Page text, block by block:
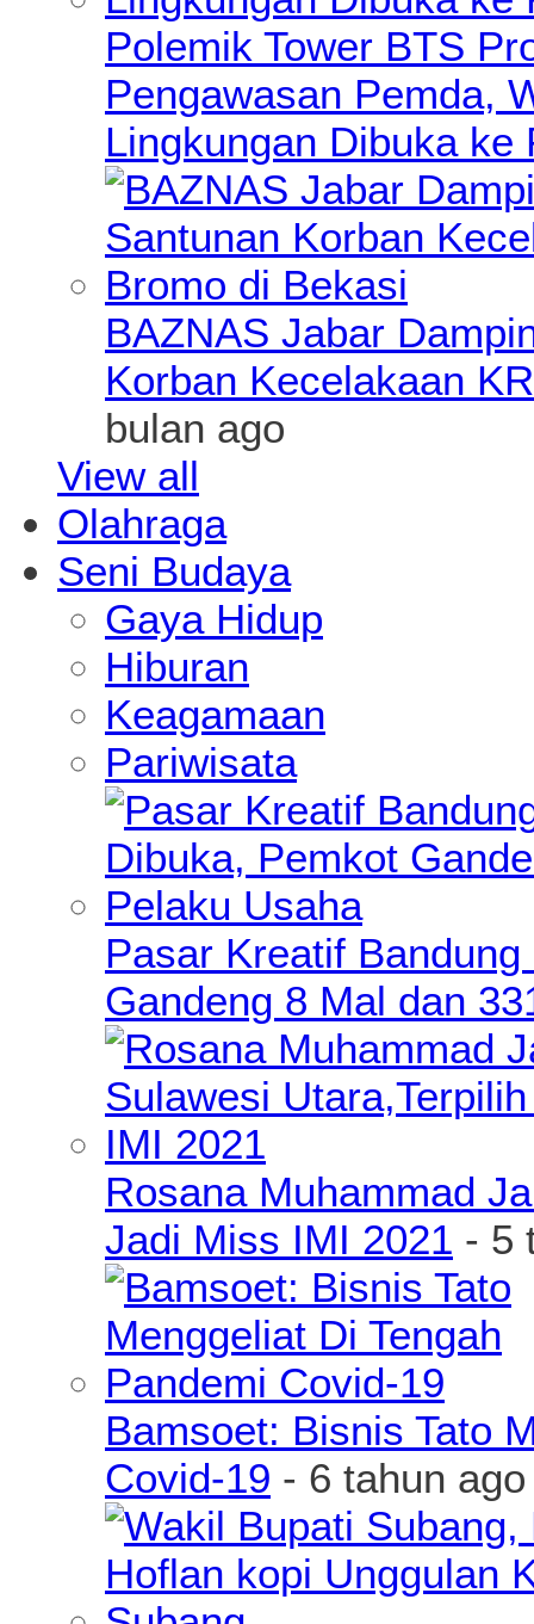
Polemik Tower BTS
Pengawasan Pemda,
Lingkungan Dibuka ke
BAZNAS Jabar
Korban Kecelakaan
bulan ago
View all
Olahraga
Seni Budaya
Gaya Hidup
Hiburan
Keagamaan
Pariwisata
Pasar Kreatif
Gandeng 8 Mal dan
Rosana Muhammad
Jadi Miss IMI 2021 - 5
Bamsoet: Bisnis Tato
Covid-19 - 6 tahun ago